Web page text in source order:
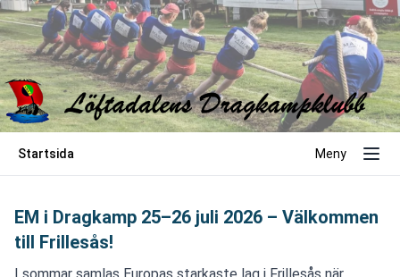
Startsida Meny
EM i Dragkamp 25–26 juli 2026 – Välkommen
till Frillesås!